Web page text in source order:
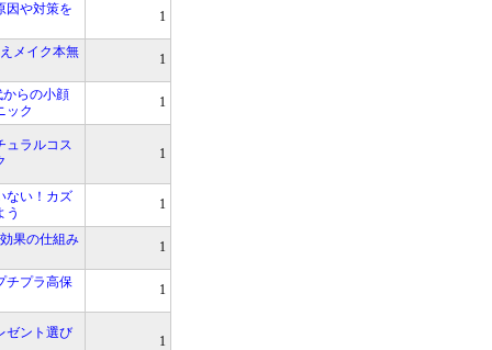
因や対策を
1
メイク本無
1
からの小顔
ック
1
ュラルコス
1
ない！カズ
う
1
果の仕組み
1
チプラ高保
1
ゼント選び
1